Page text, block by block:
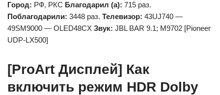
Город: РФ, РКС Благодарил (а): 715 раз.
Поблагодарили: 3448 раз. Телевизор: 43UJ740 —
49SM9000 — OLED48CX Звук: JBL BAR 9.1; M9702 [Pioneer
UDP-LX500]
[ProArt Дисплей] Как
включить режим HDR Dolby